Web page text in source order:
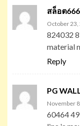
สล็อต
October 23,
824032
material
Reply
PG
November
60464